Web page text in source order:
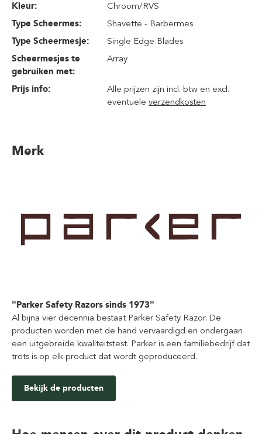
Kleur:
Chroom/RVS
Type Scheermes:
Shavette - Barbermes
Type Scheermesje:
Single Edge Blades
Scheermesjes te
gebruiken met:
Array
Prijs info:
Alle prijzen zijn incl. btw en excl.
eventueleverzendkosten
Merk
"Parker Safety Razors sinds 1973"
Al bijna vier decennia bestaat Parker Safety Razor. De
producten worden met de hand vervaardigd en ondergaan
een uitgebreide kwaliteitstest. Parker is een familiebedrijf dat
trots is op elk product dat wordt geproduceerd.
Bekijk de producten